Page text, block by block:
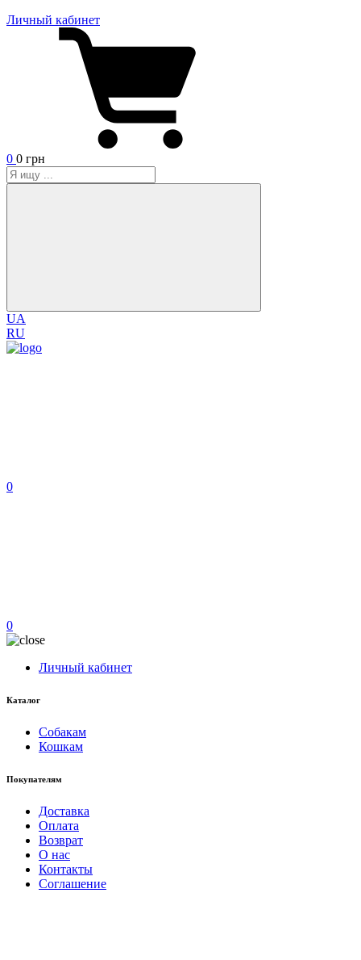
Личный кабинет
0 0 грн
UA
RU
0
0
Личный кабинет
Каталог
Собакам
Кошкам
Покупателям
Доставка
Оплата
Возврат
О нас
Контакты
Соглашение